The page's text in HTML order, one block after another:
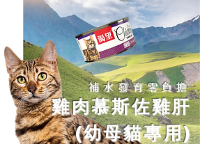
補水發育零負擔
雞肉慕斯佐雞肝
(幼母貓專用)